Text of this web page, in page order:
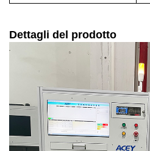
Dettagli del prodotto